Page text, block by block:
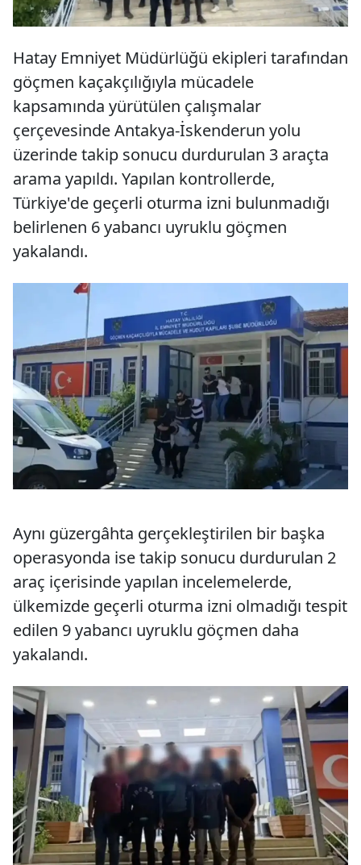
Hatay Emniyet Müdürlüğü ekipleri tarafından
göçmen kaçakçılığıyla mücadele
kapsamında yürütülen çalışmalar
çerçevesinde Antakya-İskenderun yolu
üzerinde takip sonucu durdurulan 3 araçta
arama yapıldı. Yapılan kontrollerde,
Türkiye'de geçerli oturma izni bulunmadığı
belirlenen 6 yabancı uyruklu göçmen
yakalandı.
Aynı güzergâhta gerçekleştirilen bir başka
operasyonda ise takip sonucu durdurulan 2
araç içerisinde yapılan incelemelerde,
ülkemizde geçerli oturma izni olmadığı tespit
edilen 9 yabancı uyruklu göçmen daha
yakalandı.